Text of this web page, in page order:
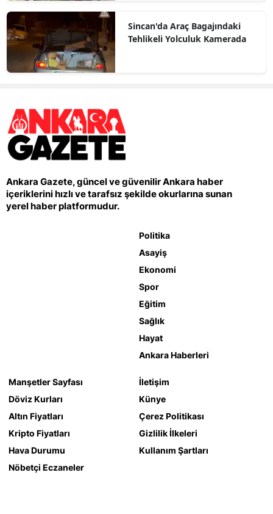
Sincan'da Araç Bagajındaki
Tehlikeli Yolculuk Kamerada
Ankara Gazete, güncel ve güvenilir Ankara haber
içeriklerini hızlı ve tarafsız şekilde okurlarına sunan
yerel haber platformudur.
Politika
Asayiş
Ekonomi
Spor
Eğitim
Sağlık
Hayat
Ankara Haberleri
Manşetler Sayfası
Döviz Kurları
Altın Fiyatları
Kripto Fiyatları
Hava Durumu
Nöbetçi Eczaneler
İletişim
Künye
Çerez Politikası
Gizlilik İlkeleri
Kullanım Şartları